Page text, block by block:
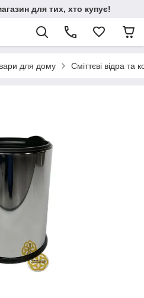
для тих, хто купує!
для дому Сміттєві відра та